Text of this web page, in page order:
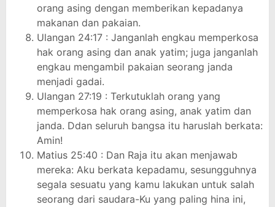
orang asing dengan memberikan kepadanya
makanan dan pakaian.
Ulangan 24:17 : Janganlah engkau memperkosa
hak orang asing dan anak yatim; juga janganlah
engkau mengambil pakaian seorang janda
menjadi gadai.
Ulangan 27:19 : Terkutuklah orang yang
memperkosa hak orang asing, anak yatim dan
janda. Ddan seluruh bangsa itu haruslah berkata:
Amin!
Matius 25:40 : Dan Raja itu akan menjawab
mereka: Aku berkata kepadamu, sesungguhnya
segala sesuatu yang kamu lakukan untuk salah
seorang dari saudara-Ku yang paling hina ini,